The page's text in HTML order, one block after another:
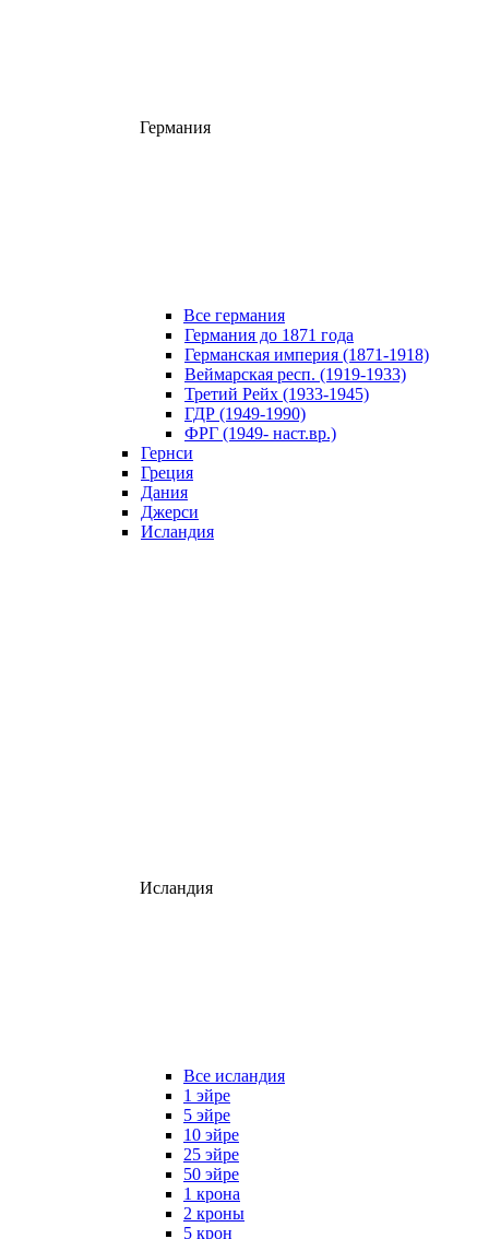
Германия
Все германия
Германия до 1871 года
Германская империя (1871-1918)
Веймарская респ. (1919-1933)
Третий Рейх (1933-1945)
ГДР (1949-1990)
ФРГ (1949- наст.вр.)
Гернси
Греция
Дания
Джерси
Исландия
Исландия
Все исландия
1 эйре
5 эйре
10 эйре
25 эйре
50 эйре
1 крона
2 кроны
5 крон